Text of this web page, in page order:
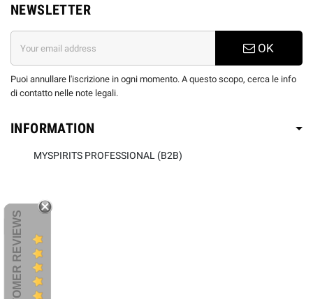
NEWSLETTER
OK
Puoi annullare l'iscrizione in ogni momento. A questo scopo, cerca le info
di contatto nelle note legali.
INFORMATION
MYSPIRITS PROFESSIONAL (B2B)
CUSTOMER REVIEWS